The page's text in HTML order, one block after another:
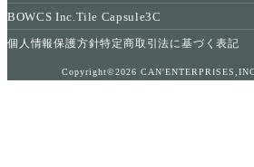
BOWCS Inc.Tile Capsule3C
個人情報保護方針特定商取引法に基づく表記
Copyright©2026